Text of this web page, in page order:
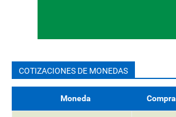
COTIZACIONES DE MONEDAS
Moneda Compra